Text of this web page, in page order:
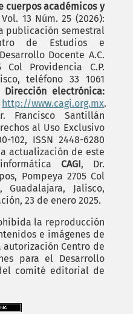
cuerpos académicos y
Vol. 13 Núm. 25 (2026):
publicación semestral
de Estudios e
Docente A.C.
Col Providencia C.P.
teléfono 33 1061
Dirección electrónica:
http://www.cagi.org.mx.
Francisco Santillán
al Uso Exclusivo
102, ISSN 2448-6280
actualización de este
CAGI, Dr.
Pompeya 2705 Col
Guadalajara, Jalisco,
23 de enero 2025.
la reproducción
e imágenes de
Centro de
para el Desarrollo
del comité editorial de